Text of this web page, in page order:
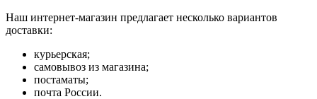
Наш интернет-магазин предлагает несколько вариантов
доставки:
курьерская;
самовывоз из магазина;
постаматы;
почта России.